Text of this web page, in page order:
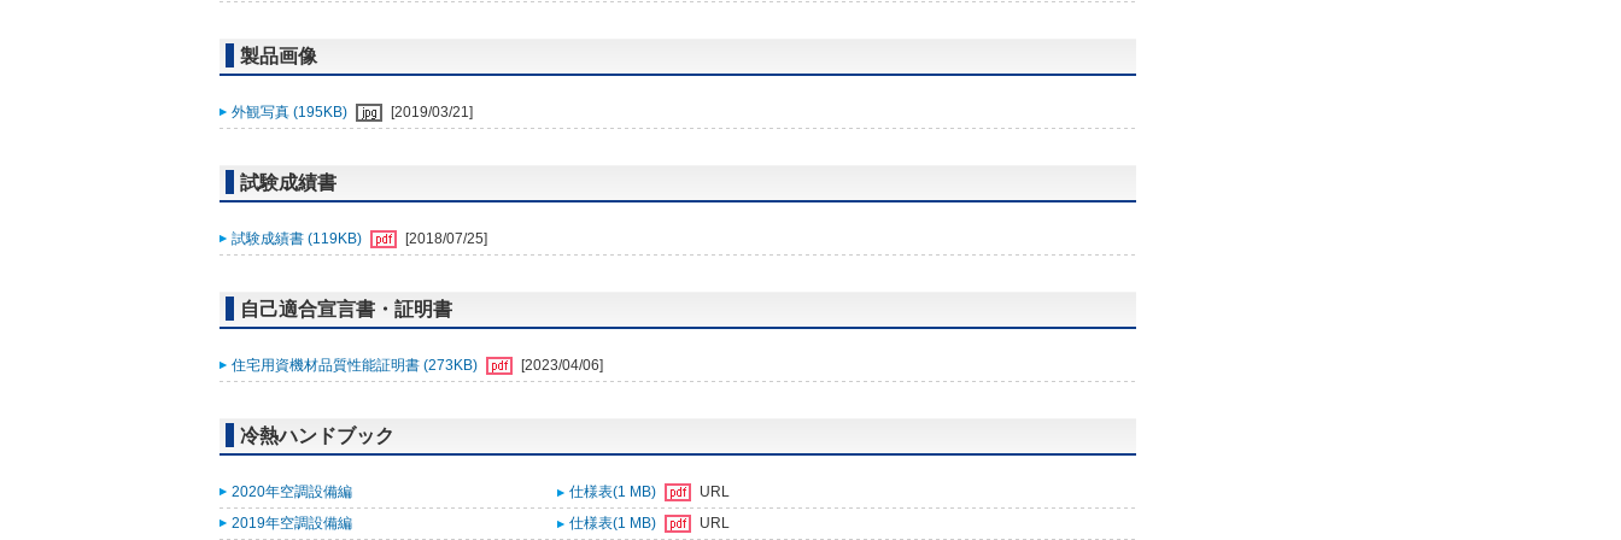
製品画像
外観写真 (195KB) [2019/03/21]
試験成績書
試験成績書 (119KB) [2018/07/25]
自己適合宣言書・証明書
住宅用資機材品質性能証明書 (273KB) [2023/04/06]
冷熱ハンドブック
2020年空調設備編 仕様表(1 MB)
URL
2019年空調設備編
仕様表(1 MB) URL